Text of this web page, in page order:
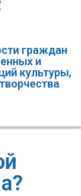
граждан
и
культуры,